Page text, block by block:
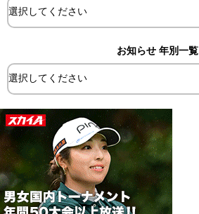
お知らせ 年別一覧